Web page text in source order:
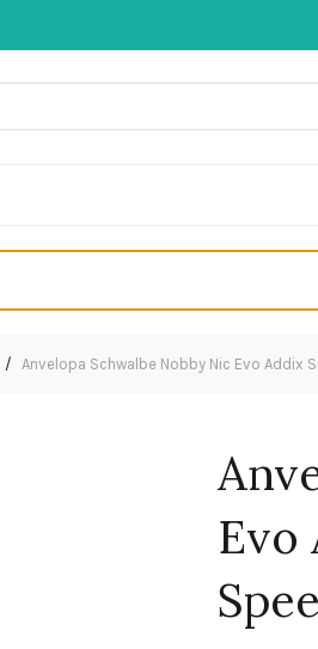
Anvelopa Schwalbe Nobby Nic Evo Addix
Evo